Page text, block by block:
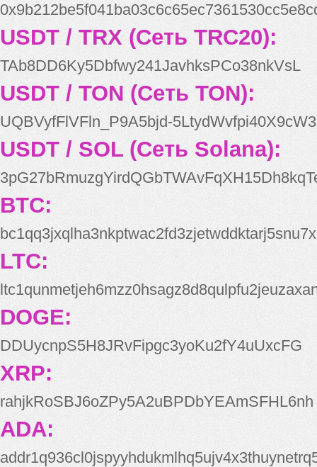
USDT / TRX (Сеть TRC20):
TAb8DD6Ky5Dbfwy241JavhksPCo38nkVsL
USDT / TON (Сеть TON):
UQBVyfFlVFln_P9A5bjd-
USDT / SOL (Сеть Solana):
BTC:
bc1qq3jxqlha3nkptwac2fd3zjetwddktarj5snu7x
LTC:
DOGE:
DDUycnpS5H8JRvFipgc3yoKu2fY4uUxcFG
XRP:
rahjkRoSBJ6oZPy5A2uBPDbYEAmSFHL6nh
ADA: